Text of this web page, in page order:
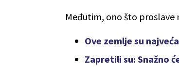
Međutim, ono što proslave
Ove zemlje su
Zapretili su: Snažno